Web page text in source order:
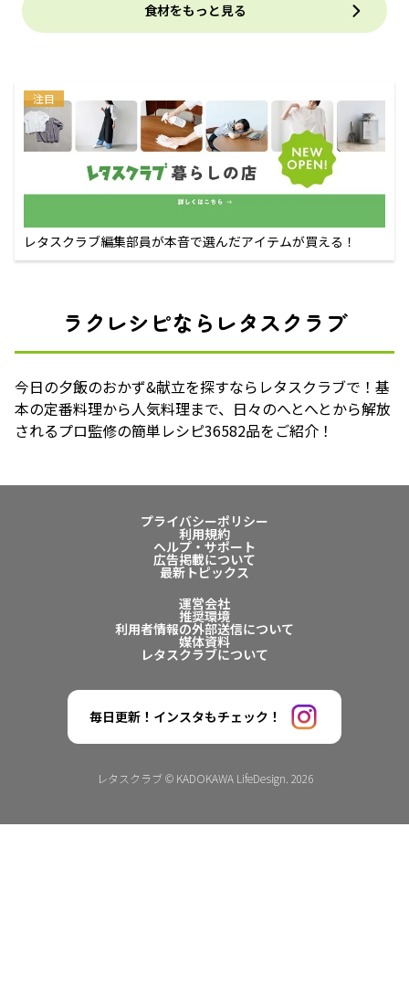
食材をもっと見る
注目
レタスクラブ編集部員が本音で選んだアイテムが買える！
ラクレシピならレタスクラブ
今日の夕飯のおかず&献立を探すならレタスクラブで！基
本の定番料理から人気料理まで、日々のへとへとから解放
されるプロ監修の簡単レシピ36582品をご紹介！
プライバシーポリシー
利用規約
ヘルプ・サポート
広告掲載について
最新トピックス
運営会社
推奨環境
利用者情報の外部送信について
媒体資料
レタスクラブについて
毎日更新！インスタもチェック！
レタスクラブ © KADOKAWA LifeDesign. 2026